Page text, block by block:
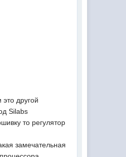
другой
Silabs
то регулятор
замечательная